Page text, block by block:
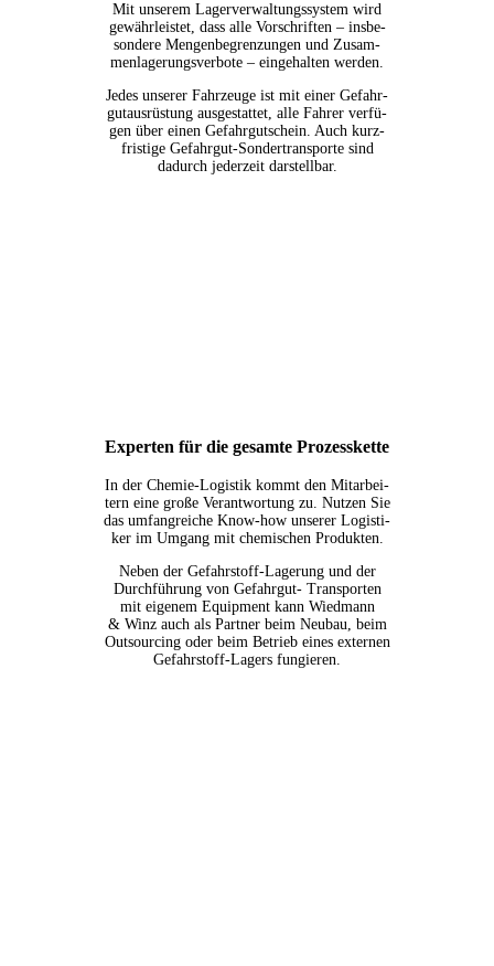
Mit unse­rem Lager­ver­wal­tungs­sys­tem wird
gewähr­leis­tet, dass alle Vor­schrif­ten – ins­be­
son­de­re Men­gen­be­gren­zun­gen und Zusam­
men­la­ge­rungs­ver­bo­te – ein­ge­hal­ten werden.
Jedes unse­rer Fahr­zeu­ge ist mit einer Gefahr­
gut­aus­rüs­tung aus­ge­stat­tet, alle Fah­rer ver­fü­
gen über einen Gefahr­gut­schein. Auch kurz­
fris­ti­ge Gefahr­gut-Son­der­trans­por­te sind
dadurch jeder­zeit darstellbar.
Exper­ten für die gesam­te Prozesskette
In der Che­mie-Logis­tik kommt den Mit­ar­bei­
tern eine gro­ße Ver­ant­wor­tung zu. Nut­zen Sie
das umfang­rei­che Know-how unse­rer Logis­ti­
ker im Umgang mit che­mi­schen Produkten.
Neben der Gefahr­stoff-Lage­rung und der
Durch­füh­rung von Gefahr­gut- Trans­por­ten
mit eige­nem Equip­ment kann Wiedmann
& Winz auch als Part­ner beim Neu­bau, beim
Out­sour­cing oder beim Betrieb eines exter­nen
Gefahr­stoff-Lagers fungieren.